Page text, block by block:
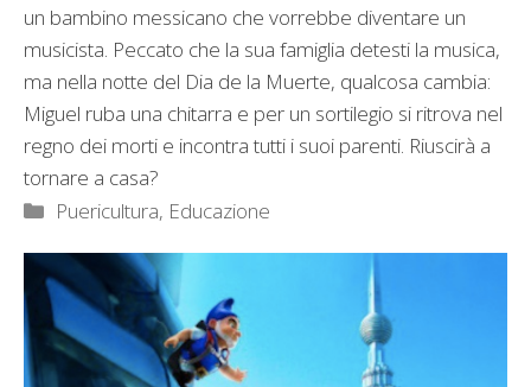
un bambino messicano che vorrebbe diventare un
musicista. Peccato che la sua famiglia detesti la musica,
ma nella notte del Dia de la Muerte, qualcosa cambia:
Miguel ruba una chitarra e per un sortilegio si ritrova nel
regno dei morti e incontra tutti i suoi parenti. Riuscirà a
tornare a casa?
Categorie
Puericultura, Educazione